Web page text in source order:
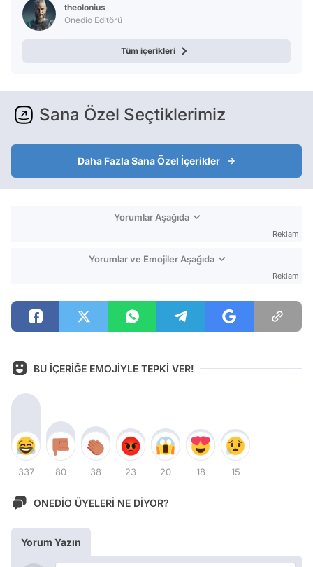
theolonius
Onedio Editörü
Tüm içerikleri
Sana Özel Seçtiklerimiz
Daha Fazla Sana Özel İçerikler
Yorumlar Aşağıda
Reklam
Yorumlar ve Emojiler Aşağıda
Reklam
BU İÇERİĞE EMOJİYLE TEPKİ VER!
337 80 38 23 20 18 15
ONEDİO ÜYELERİ NE DİYOR?
Yorum Yazın